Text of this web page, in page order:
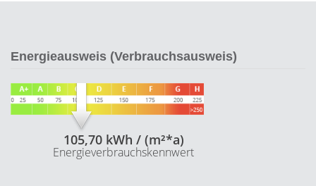
Energieausweis (Verbrauchsausweis)
105,70 kWh / (m²*a)
Energieverbrauchskennwert